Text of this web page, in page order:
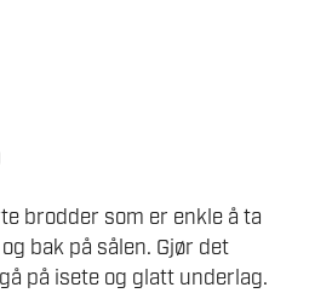
brodder som er enkle å ta
bak på sålen. Gjør det
på isete og glatt underlag.